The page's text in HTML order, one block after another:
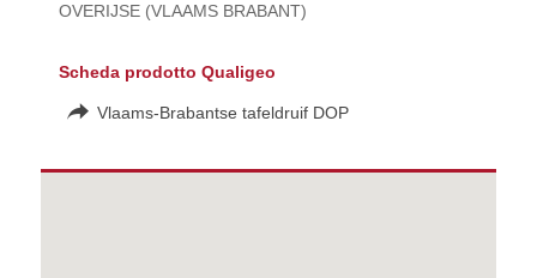
OVERIJSE (VLAAMS BRABANT)
Scheda prodotto Qualigeo
Vlaams-Brabantse tafeldruif DOP